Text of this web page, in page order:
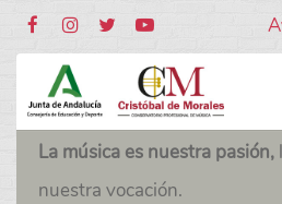
La música es nuestra pasión,
nuestra vocación.